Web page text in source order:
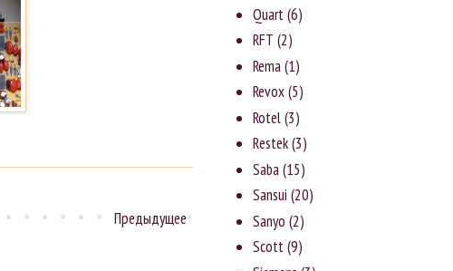
Предыдущее
Quart(6)
RFT (2)
Rema(1)
Revox(5)
Rotel(3)
Rеstеk(3)
Saba(15)
Sansui (20)
Sanyо (2)
Scott(9)